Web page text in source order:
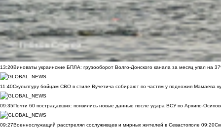
13:20Виноваты украинские БПЛА: грузооборот Волго-Донского канала за месяц упал на
11:40Скульптуру бойцам СВО в стиле Вучетича собирают по частям у подножия Мамаева
09:35Почти 60 пострадавших: появились новые данные после удара ВСУ по Архипо-
09:27Военнослужащий расстрелял сослуживцев и мирных жителей в Севастополе 09:20